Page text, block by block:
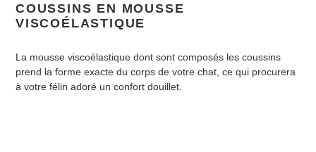
COUSSINS EN MOUSSE
VISCOÉLASTIQUE
La mousse viscoélastique dont sont composés les coussins
prend la forme exacte du corps de votre chat, ce qui procurera
à votre félin adoré un confort douillet.